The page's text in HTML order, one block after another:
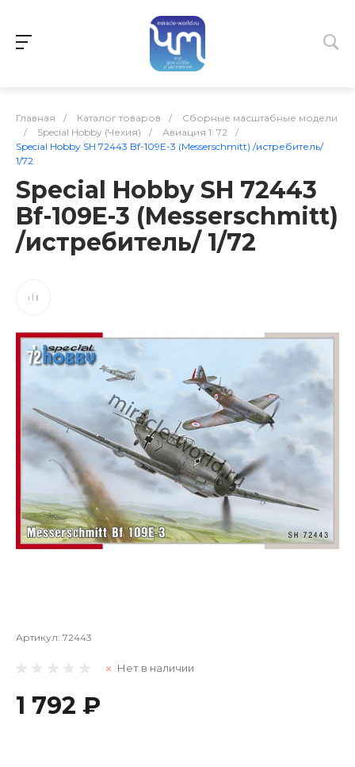
Главная / Каталог товаров /
Сборные масштабные модели
/
Special Hobby (Чехия) / Авиация 1: 72
/
Special Hobby SH 72443 Bf-109E-3 (Messerschmitt) /истребитель/
1/72
Special Hobby SH 72443
Bf-109E-3 (Messerschmitt)
/истребитель/ 1/72
Артикул: 72443
Нет в наличии
1 792 ₽